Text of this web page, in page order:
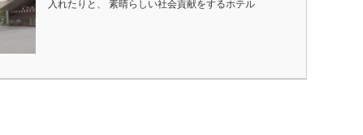
入れたりと、 素晴らしい社会貢献をするホテル